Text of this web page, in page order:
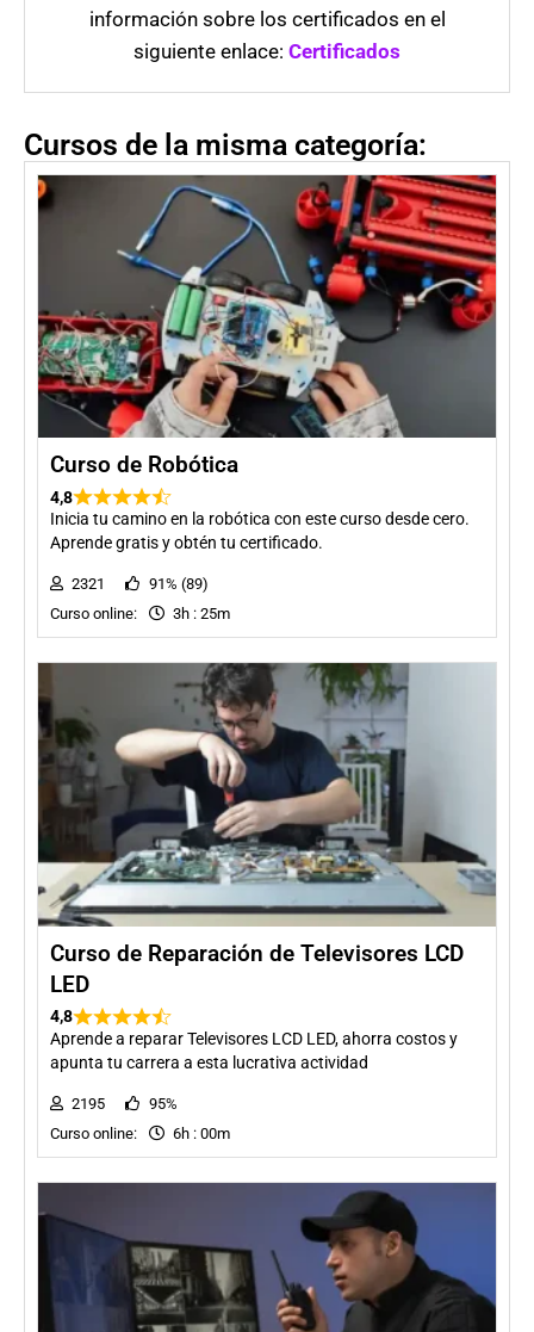
información sobre los certificados en el
siguiente enlace: Certificados
Cursos de la misma categoría:
Curso de Robótica
4,8
Inicia tu camino en la robótica con este curso desde cero.
Aprende gratis y obtén tu certificado.
2321
91% (89)
Curso online:
3h : 25m
Curso de Reparación de Televisores LCD
LED
4,8
Aprende a reparar Televisores LCD LED, ahorra costos y
apunta tu carrera a esta lucrativa actividad
2195
95%
Curso online:
6h : 00m